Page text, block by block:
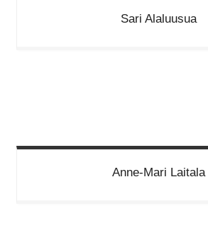
Sari Alaluusua
Anne-Mari Laitala